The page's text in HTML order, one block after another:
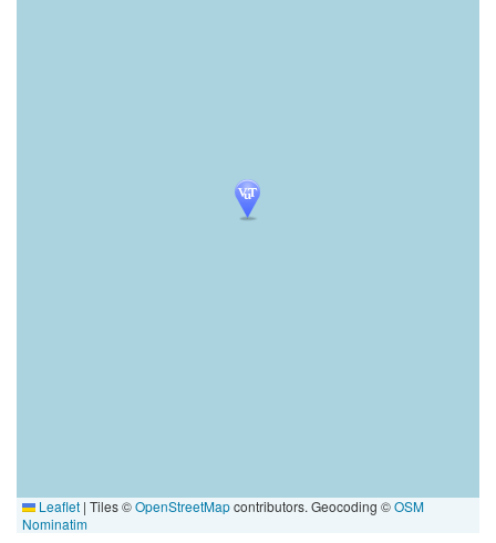
Leaflet | Tiles ©OpenStreetMapcontributors. Geocoding ©OSM
Nominatim